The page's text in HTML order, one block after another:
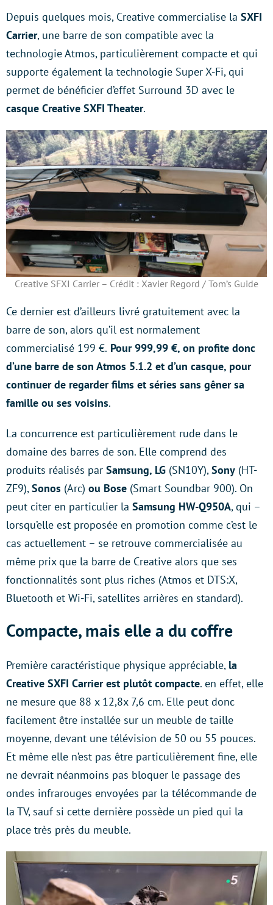
Depuis quelques mois, Creative commercialise la SXFI
Carrier, une barre de son compatible avec la
technologie Atmos, particulièrement compacte et qui
supporte également la technologie Super X-Fi, qui
permet de bénéficier d’effet Surround 3D avec le
casque Creative SXFI Theater.
Creative SFXI Carrier – Crédit : Xavier Regord / Tom’s Guide
Ce dernier est d’ailleurs livré gratuitement avec la
barre de son, alors qu’il est normalement
commercialisé 199 €. Pour 999,99 €, on profite donc
d’une barre de son Atmos 5.1.2 et d’un casque, pour
continuer de regarder films et séries sans gêner sa
famille ou ses voisins.
La concurrence est particulièrement rude dans le
domaine des barres de son. Elle comprend des
produits réalisés par Samsung, LG (SN10Y),Sony (HT-
ZF9),Sonos (Arc) ou Bose (Smart Soundbar 900). On
peut citer en particulier la Samsung HW-Q950A, qui –
lorsqu’elle est proposée en promotion comme c’est le
cas actuellement – se retrouve commercialisée au
même prix que la barre de Creative alors que ses
fonctionnalités sont plus riches (Atmos et DTS:X,
Bluetooth et Wi-Fi, satellites arrières en standard).
Compacte, mais elle a du coffre
Première caractéristique physique appréciable, la
Creative SXFI Carrier est plutôt compacte. en effet, elle
ne mesure que 88 x 12,8x 7,6 cm. Elle peut donc
facilement être installée sur un meuble de taille
moyenne, devant une télévision de 50 ou 55 pouces.
Et même elle n’est pas être particulièrement fine, elle
ne devrait néanmoins pas bloquer le passage des
ondes infrarouges envoyées par la télécommande de
la TV, sauf si cette dernière possède un pied qui la
place très près du meuble.